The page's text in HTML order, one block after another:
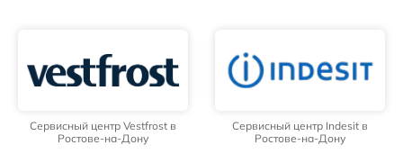
Сервисный центр Vestfrost в
Ростове-на-Дону
Сервисный центр Indesit в
Ростове-на-Дону